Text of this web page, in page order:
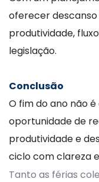
oferecer
produtividade,
legislação.
Conclusão
O fim do ano não
oportunidade de
produtividade e
ciclo com clareza
Tanto as férias